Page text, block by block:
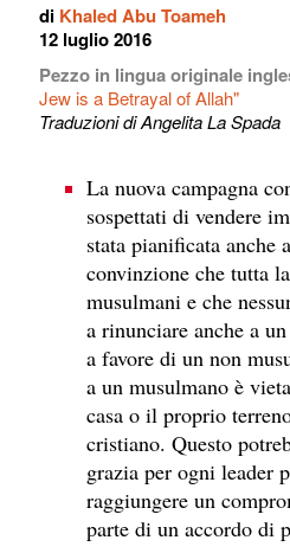
di Khaled Abu Toameh
12 luglio 2016
Pezzo in lingua originale
Jew is a Betrayal of Allah"
Traduzioni di Angelita La Spada
La nuova campagna
sospettati di vendere
stata pianificata anche
convinzione che tutta
musulmani e che
a rinunciare anche a
a favore di un non
a un musulmano è
casa o il proprio
cristiano. Questo
grazia per ogni leader
raggiungere un
parte di un accordo di